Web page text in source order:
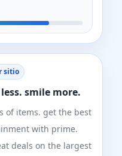
sitio
smile more.
of items. get the best
with prime.
deals on the largest